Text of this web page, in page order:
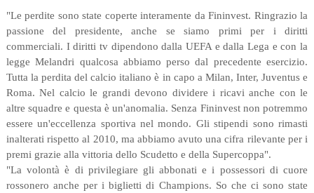
"Le perdite sono state coperte interamente da Fininvest. Ringrazio la
passione del presidente, anche se siamo primi per i diritti
commerciali. I diritti tv dipendono dalla UEFA e dalla Lega e con la
legge Melandri qualcosa abbiamo perso dal precedente esercizio.
Tutta la perdita del calcio italiano è in capo a Milan, Inter, Juventus e
Roma. Nel calcio le grandi devono dividere i ricavi anche con le
altre squadre e questa è un'anomalia. Senza Fininvest non potremmo
essere un'eccellenza sportiva nel mondo. Gli stipendi sono rimasti
inalterati rispetto al 2010, ma abbiamo avuto una cifra rilevante per i
premi grazie alla vittoria dello Scudetto e della Supercoppa".
"La volontà è di privilegiare gli abbonati e i possessori di cuore
rossonero anche per i biglietti di Champions. So che ci sono state